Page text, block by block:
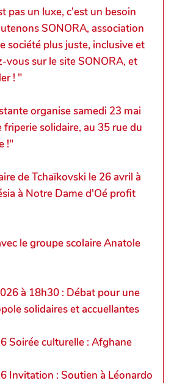
pas un luxe, c'est un besoin
SONORA, association
société plus juste, inclusive et
vous sur le site SONORA, et
! "
organise samedi 23 mai
friperie solidaire, au 35 rue du
!"
de Tchaïkovski le 26 avril à
à Notre Dame d'Oé profit
le groupe scolaire Anatole
à 18h30 : Débat pour une
solidaires et accuellantes
Soirée culturelle : Afghane
Invitation : Soutien à Léonardo